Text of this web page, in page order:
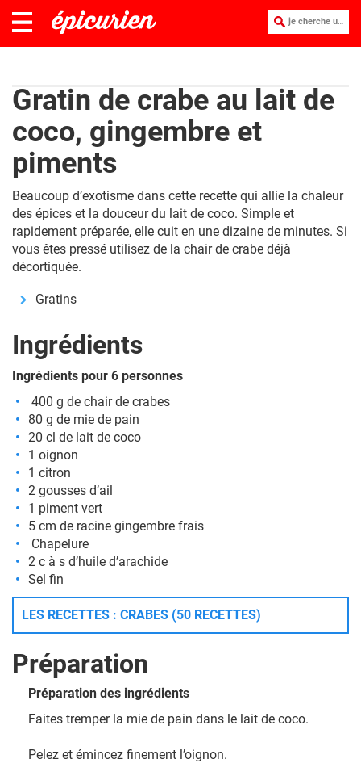
je cherche une recette :
Gratin de crabe au lait de
coco, gingembre et
piments
Beaucoup d’exotisme dans cette recette qui allie la chaleur
des épices et la douceur du lait de coco. Simple et
rapidement préparée, elle cuit en une dizaine de minutes. Si
vous êtes pressé utilisez de la chair de crabe déjà
décortiquée.
Gratins
Ingrédients
Ingrédients pour 6 personnes
400 g de chair de crabes
80 g de mie de pain
20 cl de lait de coco
1 oignon
1 citron
2 gousses d’ail
1 piment vert
5 cm de racine gingembre frais
Chapelure
2 c à s d’huile d’arachide
Sel fin
LES RECETTES : CRABES (50 RECETTES)
Préparation
Préparation des ingrédients
Faites tremper la mie de pain dans le lait de coco.
Pelez et émincez finement l’oignon.